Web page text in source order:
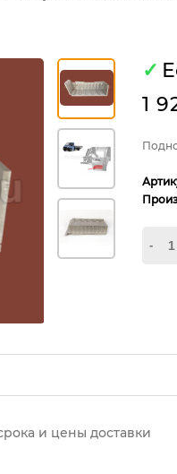
✓
1
-
и цены доставки